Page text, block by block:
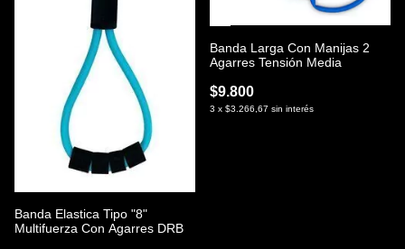
Banda Elastica Tipo "8"
Multifuerza Con Agarres DRB
Banda Larga Con Manijas 2
Agarres Tensión Media
$9.800
3 x $3.266,67 sin interés